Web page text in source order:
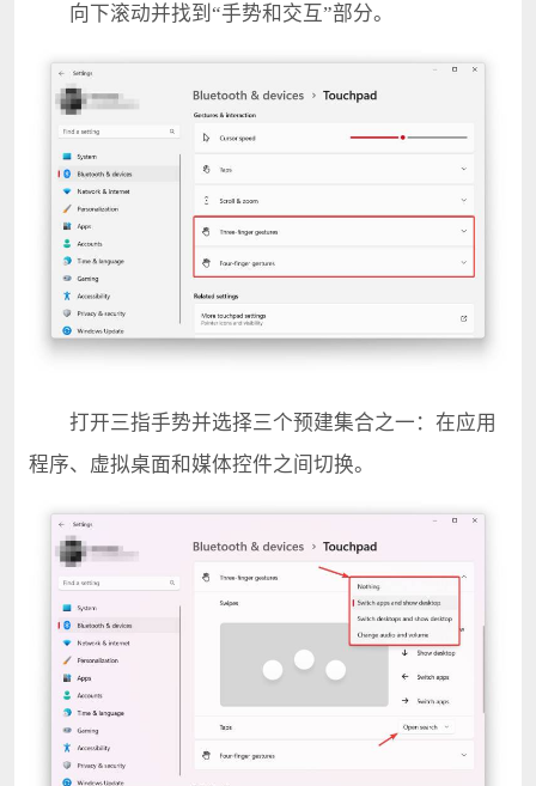
向下滚动并找到“手势和交互”部分。
打开三指手势并选择三个预建集合之一：在应用
程序、虚拟桌面和媒体控件之间切换。